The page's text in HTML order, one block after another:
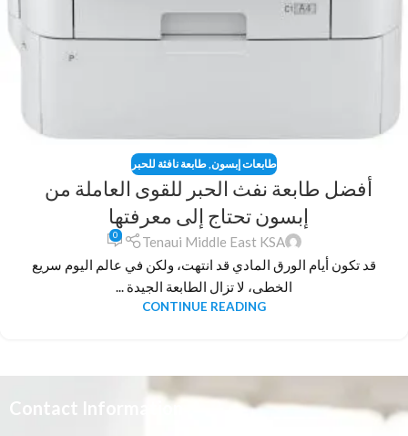
طابعات إبسون طابعة نافثة للحبر
أفضل طابعة نفث الحبر للقوى العاملة من
إبسون تحتاج إلى معرفتها
Tenaui Middle East KSA
0
قد تكون أيام الورق المادي قد انتهت، ولكن في عالم اليوم سريع
الخطى، لا تزال الطابعة الجيدة ...
CONTINUE READING
Contact Information